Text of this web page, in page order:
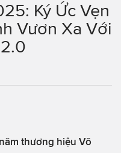
Ký Ức Vẹn
Vươn Xa Với
thương hiệu Võ